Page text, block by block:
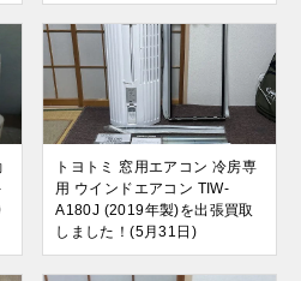
トヨトミ 窓用エアコン 冷房専
用 ウインドエアコン TIW-
A180J (2019年製)を出張買取
しました！(5月31日)